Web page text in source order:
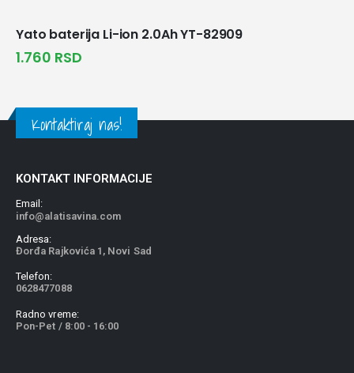
Yato baterija Li-ion 2.0Ah YT-82909
1.760 RSD
Kontaktiraj nas!
KONTAKT INFORMACIJE
Email:
info@alatisavina.com
Adresa:
Đorđa Rajkovića 1, Novi Sad
Telefon:
0628477088
Radno vreme:
Pon-Pet / 8:00 - 16:00